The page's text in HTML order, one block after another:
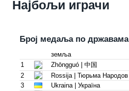
Најбољи играчи
Број медаља по државама
земља
1
Zhōngguó | 中国
2
Rossija | Тюрьма Народов
3
Ukraina | Украïна